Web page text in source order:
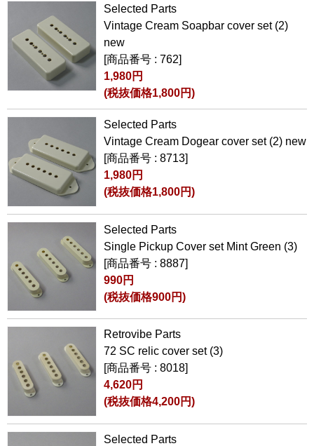
Selected Parts
Vintage Cream Soapbar cover set (2)
new
[商品番号 : 762]
1,980円
(税抜価格1,800円)
Selected Parts
Vintage Cream Dogear cover set (2) new
[商品番号 : 8713]
1,980円
(税抜価格1,800円)
Selected Parts
Single Pickup Cover set Mint Green (3)
[商品番号 : 8887]
990円
(税抜価格900円)
Retrovibe Parts
72 SC relic cover set (3)
[商品番号 : 8018]
4,620円
(税抜価格4,200円)
Selected Parts